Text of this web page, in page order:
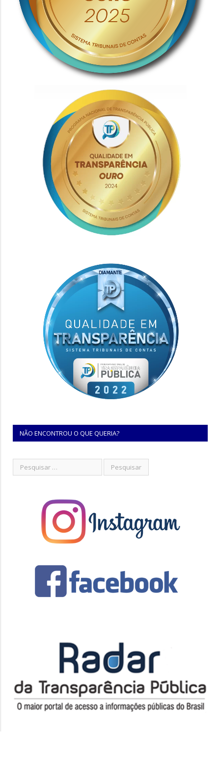
NÃO ENCONTROU O QUE QUERIA?